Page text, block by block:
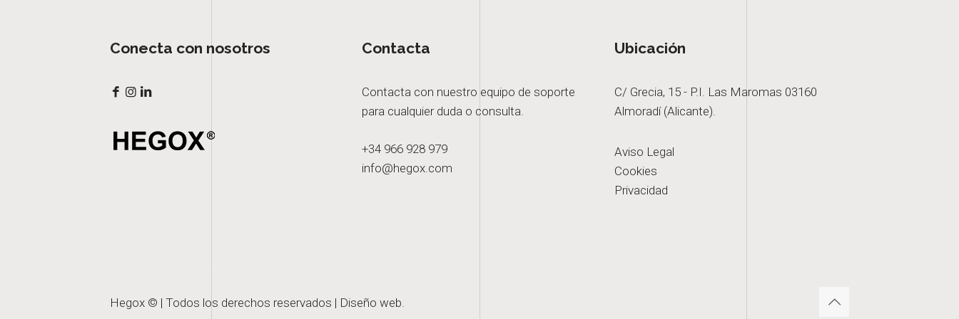
Conecta con nosotros Contacta
Contacta con nuestro equipo de soporte
para cualquier duda o consulta.
+34 966 928 979
info@hegox.com
Ubicación
C/ Grecia, 15 - P.I. Las Maromas 03160
Almoradí (Alicante).
Aviso Legal
Cookies
Privacidad
Hegox © | Todos los derechos reservados | Diseño web.